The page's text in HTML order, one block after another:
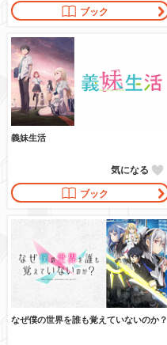
ブック
義妹生活
ブック
気になる
なぜ僕の世界を誰も覚えていないのか？